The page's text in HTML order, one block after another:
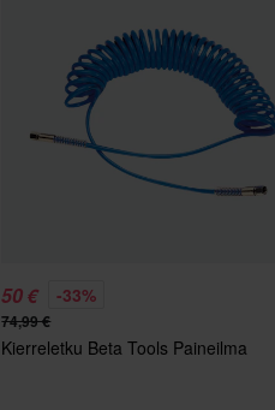
50 € -33%
74,99 €
Kierreletku Beta Tools Paineilma